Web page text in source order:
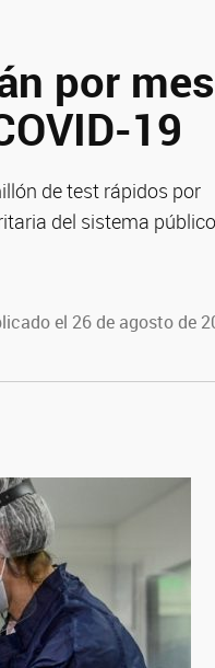
por mes
19
de test rápidos por
del sistema público
el 26 de agosto de